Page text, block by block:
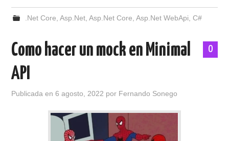
.Net Core, Asp.Net, Asp.Net Core, Asp.Net WebApi, C#
0
Como hacer un mock en Minimal
API
Publicada en6 agosto, 2022 por Fernando Sonego